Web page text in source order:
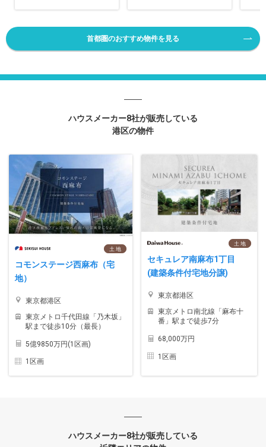
首都圏のおすすめ物件を見る
ハウスメーカー8社が販売している
港区の物件
土 地
コモンステージ西麻布（宅
地）
東京都港区
東京メトロ千代田線「乃木坂」
駅まで徒歩10分（最長）
5億9850万円(1区画)
1区画
土 地
セキュレア南麻布1丁目
(建築条件付宅地分譲)
東京都港区
東京メトロ南北線「麻布十
番」駅まで徒歩7分
68,000万円
1区画
ハウスメーカー8社が販売している